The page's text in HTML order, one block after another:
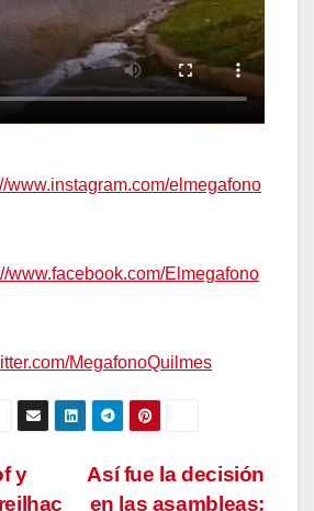
www.instagram.com/elmegafono
www.facebook.com/Elmegafono
MegafonoQuilmes
Así fue la decisión
en las asambleas:
y